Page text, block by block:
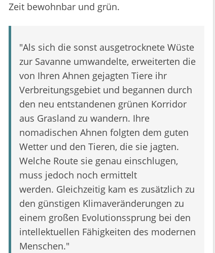
Zeit bewohnbar und grün.
"Als sich die sonst ausgetrocknete Wüste
zur Savanne umwandelte, erweiterten die
von Ihren Ahnen gejagten Tiere ihr
Verbreitungsgebiet und begannen durch
den neu entstandenen grünen Korridor
aus Grasland zu wandern. Ihre
nomadischen Ahnen folgten dem guten
Wetter und den Tieren, die sie jagten.
Welche Route sie genau einschlugen,
muss jedoch noch ermittelt
werden. Gleichzeitig kam es zusätzlich zu
den günstigen Klimaveränderungen zu
einem großen Evolutionssprung bei den
intellektuellen Fähigkeiten des modernen
Menschen."